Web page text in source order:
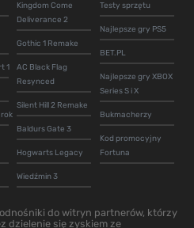
1
Kingdom Come
Deliverance 2
Gothic 1 Remake
AC Black Flag
Resynced
Silent Hill 2 Remake
Baldurs Gate 3
Hogwarts Legacy
Wiedźmin 3
Testy sprzętu
Najlepsze gry PS5
BET.PL
Najlepsze gry XBOX
Series S i X
Bukmacherzy
Kod promocyjny
Fortuna
do witryn partnerów, którzy
dzielenie się zyskiem ze